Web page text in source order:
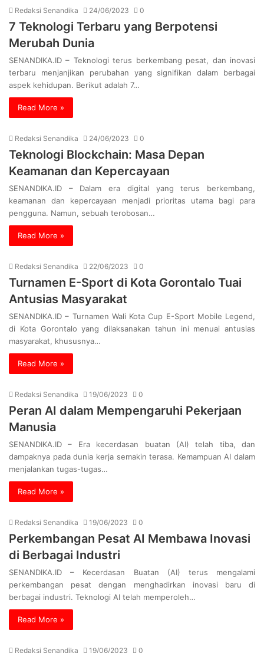
Redaksi Senandika 24/06/2023 0
7 Teknologi Terbaru yang Berpotensi
Merubah Dunia
SENANDIKA.ID – Teknologi terus berkembang pesat, dan inovasi
terbaru menjanjikan perubahan yang signifikan dalam berbagai
aspek kehidupan. Berikut adalah 7…
Read More »
Redaksi Senandika 24/06/2023 0
Teknologi Blockchain: Masa Depan
Keamanan dan Kepercayaan
SENANDIKA.ID – Dalam era digital yang terus berkembang,
keamanan dan kepercayaan menjadi prioritas utama bagi para
pengguna. Namun, sebuah terobosan…
Read More »
Redaksi Senandika 22/06/2023 0
Turnamen E-Sport di Kota Gorontalo Tuai
Antusias Masyarakat
SENANDIKA.ID – Turnamen Wali Kota Cup E-Sport Mobile Legend,
di Kota Gorontalo yang dilaksanakan tahun ini menuai antusias
masyarakat, khususnya…
Read More »
Redaksi Senandika 19/06/2023 0
Peran AI dalam Mempengaruhi Pekerjaan
Manusia
SENANDIKA.ID – Era kecerdasan buatan (AI) telah tiba, dan
dampaknya pada dunia kerja semakin terasa. Kemampuan AI dalam
menjalankan tugas-tugas…
Read More »
Redaksi Senandika 19/06/2023 0
Perkembangan Pesat AI Membawa Inovasi
di Berbagai Industri
SENANDIKA.ID – Kecerdasan Buatan (AI) terus mengalami
perkembangan pesat dengan menghadirkan inovasi baru di
berbagai industri. Teknologi AI telah memperoleh…
Read More »
Redaksi Senandika 19/06/2023 0